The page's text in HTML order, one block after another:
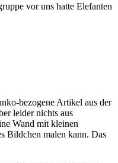
vor uns hatte Elefanten
bezogene Artikel aus der
leider nichts aus
Wand mit kleinen
Bildchen malen kann. Das